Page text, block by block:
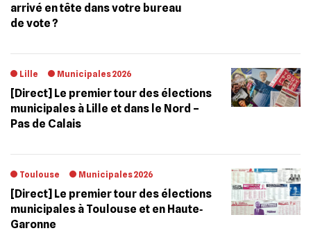
arrivé en tête dans votre bureau
de vote ?
Lille Municipales 2026
[Direct] Le premier tour des élections
municipales à Lille et dans le Nord –
Pas de Calais
Toulouse Municipales 2026
[Direct] Le premier tour des élections
municipales à Toulouse et en Haute‐
Garonne